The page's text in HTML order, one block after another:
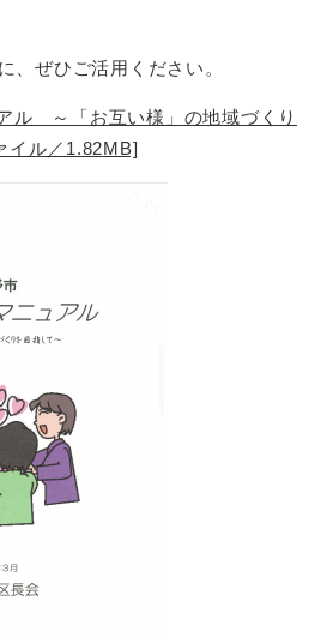
、ぜひご活用ください。
ル ～「お互い様」の地域づくり
イル／1.82MB]